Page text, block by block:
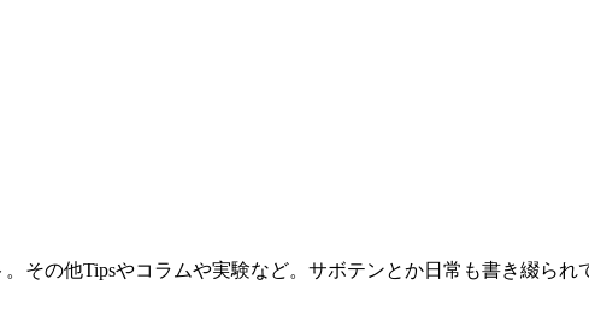
その他Tipsやコラムや実験など。サボテンとか日常も書き綴られ